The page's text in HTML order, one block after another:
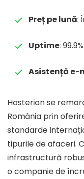
Preț pe lună:
Uptime:
Asistență e-
Hosterion se
România prin
standarde
tipurile de afaceri.
infrastructură
o companie de